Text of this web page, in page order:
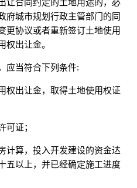
让合同约定的土地用途的，必
府城市规划行政主管部门的同
更协议或者重新签订土地使用
权出让金。
应当符合下列条件:
权出让金，取得土地使用权证
可证；
计算，投入开发建设的资金达
五以上，并已经确定施工进度